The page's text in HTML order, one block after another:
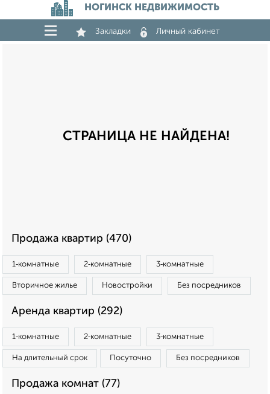
НОГИНСК НЕДВИЖИМОСТЬ
Закладки Личный кабинет
СТРАНИЦА НЕ НАЙДЕНА!
Продажа квартир (470)
1‑комнатные 2‑комнатные 3‑комнатные
Вторичное жилье Новостройки Без посредников
Аренда квартир (292)
1‑комнатные 2‑комнатные 3‑комнатные
На длительный срок Посуточно Без посредников
Продажа комнат (77)